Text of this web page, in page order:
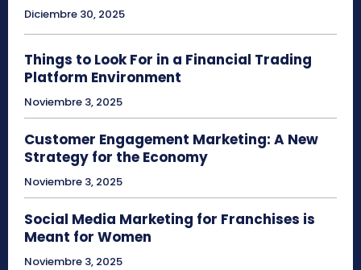
Diciembre 30, 2025
Things to Look For in a Financial Trading
Platform Environment
Noviembre 3, 2025
Customer Engagement Marketing: A New
Strategy for the Economy
Noviembre 3, 2025
Social Media Marketing for Franchises is
Meant for Women
Noviembre 3, 2025